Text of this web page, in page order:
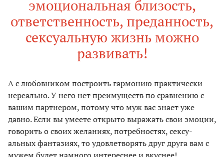
эмоциональная близость,
ответственность, преданность,
сексуальную жизнь можно
развивать!
А с любовником построить гармонию практически
нереально. У него нет преимуществ по сравнению с
вашим партнером, потому что муж вас знает уже
давно. Если вы умеете открыто выражать свои эмоции,
говорить о своих желаниях, потребностях, сексу­
альных фантазиях, то удовлетворять друг друга вам с